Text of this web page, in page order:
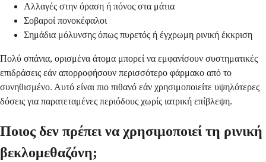
Αλλαγές στην όραση ή πόνος στα μάτια
Σοβαροί πονοκέφαλοι
Σημάδια μόλυνσης όπως πυρετός ή έγχρωμη ρινική έκκριση
Πολύ σπάνια, ορισμένα άτομα μπορεί να εμφανίσουν συστηματικές
επιδράσεις εάν απορροφήσουν περισσότερο φάρμακο από το
συνηθισμένο. Αυτό είναι πιο πιθανό εάν χρησιμοποιείτε υψηλότερες
δόσεις για παρατεταμένες περιόδους χωρίς ιατρική επίβλεψη.
Ποιος δεν πρέπει να χρησιμοποιεί τη ρινική
βεκλομεθαζόνη;